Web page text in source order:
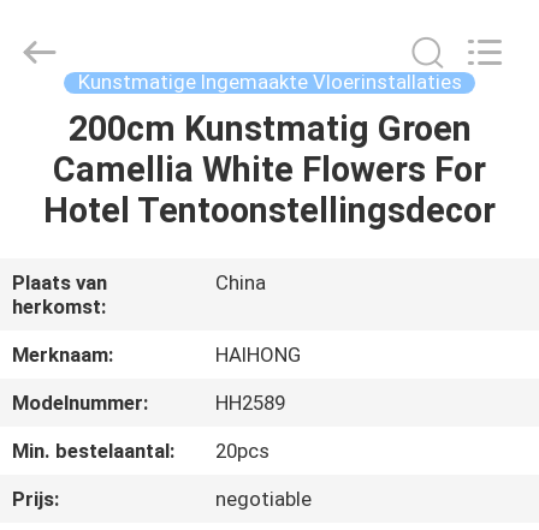
THUIS
PRODUCTEN
VIDEO'S
OVER
ONS
Crafts
Factory.
Kunstmatige Ingemaakte Vloerinstallaties
200cm Kunstmatig Groen
Camellia White Flowers For
Hotel Tentoonstellingsdecor
Plaats van
herkomst:
China
Merknaam:
HAIHONG
Modelnummer:
HH2589
Min. bestelaantal:
20pcs
Prijs:
negotiable